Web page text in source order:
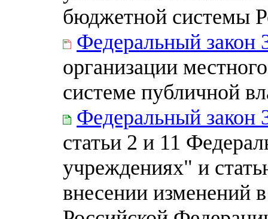
бюджетной системы
Федеральный закон
организации
системе публичной
Федеральный закон
статьи 2 и 11
учреждениях" и
внесении изменений